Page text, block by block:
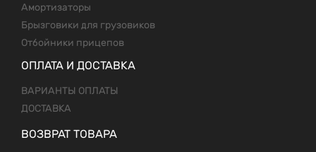
Амортизаторы
Брызговики для грузовиков
Отбойники прицепов
ОПЛАТА И ДОСТАВКА
ВАРИАНТЫ ОПЛАТЫ
ДОСТАВКА
ВОЗВРАТ ТОВАРА